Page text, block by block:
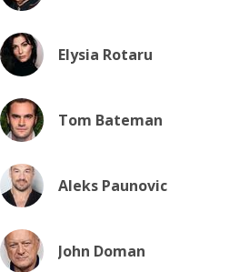
Elysia Rotaru
Tom Bateman
Aleks Paunovic
John Doman